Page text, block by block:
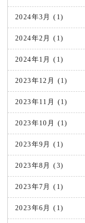
2024年3月 (1)
2024年2月 (1)
2024年1月 (1)
2023年12月 (1)
2023年11月 (1)
2023年10月 (1)
2023年9月 (1)
2023年8月 (3)
2023年7月 (1)
2023年6月 (1)